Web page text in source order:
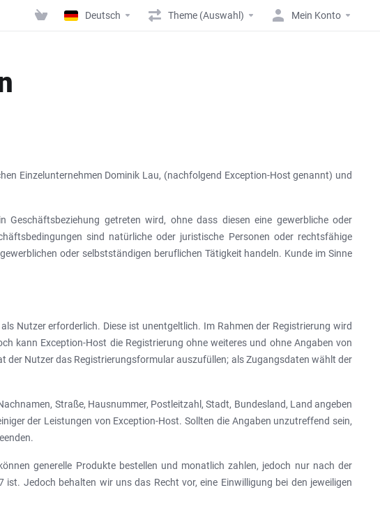
Deutsch Theme (Auswahl) Mein Konto
Einzelunternehmen Dominik Lau, (nachfolgend Exception-Host genannt) und
getreten wird, ohne dass diesen eine gewerbliche oder
sind natürliche oder juristische Personen oder rechtsfähige
oder selbstständigen beruflichen Tätigkeit handeln. Kunde im Sinne
Nutzer erforderlich. Diese ist unentgeltlich. Im Rahmen der Registrierung wird
kann Exception-Host die Registrierung ohne weiteres und ohne Angaben von
der Nutzer das Registrierungsformular auszufüllen; als Zugangsdaten wählt der
Straße, Hausnummer, Postleitzahl, Stadt, Bundesland, Land angeben
der Leistungen von Exception-Host. Sollten die Angaben unzutreffend sein,
generelle Produkte bestellen und monatlich zahlen, jedoch nur nach der
Jedoch behalten wir uns das Recht vor, eine Einwilligung bei den jeweiligen